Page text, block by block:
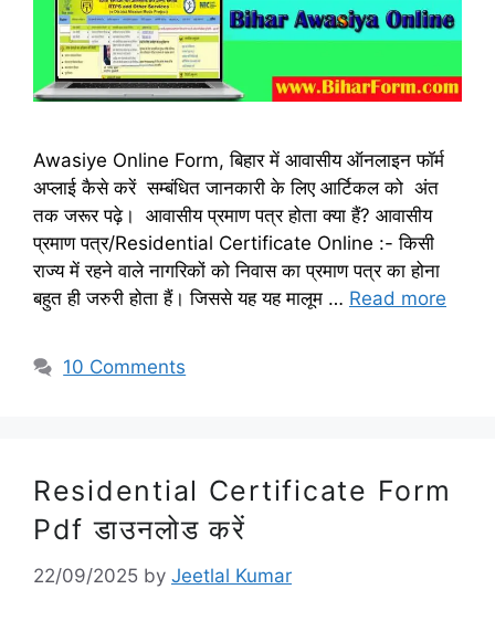
Awasiye Online Form, बिहार में आवासीय ऑनलाइन फॉर्म
अप्लाई कैसे करें सम्बंधित जानकारी के लिए आर्टिकल को अंत
तक जरूर पढ़े। आवासीय प्रमाण पत्र होता क्या हैं? आवासीय
प्रमाण पत्र/Residential Certificate Online :- किसी
राज्य में रहने वाले नागरिकों को निवास का प्रमाण पत्र का होना
बहुत ही जरुरी होता हैं। जिससे यह यह मालूम … Read more
10 Comments
Residential Certificate Form
Pdf डाउनलोड करें
22/09/2025 by Jeetlal Kumar